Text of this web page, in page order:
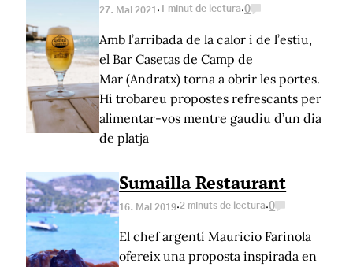
27. Mai 2021 ·1 minut de lectura·0
Amb l’arribada de la calor i de l’estiu,
el Bar Casetas de Camp de
Mar (Andratx) torna a obrir les portes.
Hi trobareu propostes refrescants per
alimentar-vos mentre gaudiu d’un dia
de platja
Sumailla Restaurant
16. Mai 2019·2 minuts de lectura·0
El chef argentí Mauricio Farinola
ofereix una proposta inspirada en